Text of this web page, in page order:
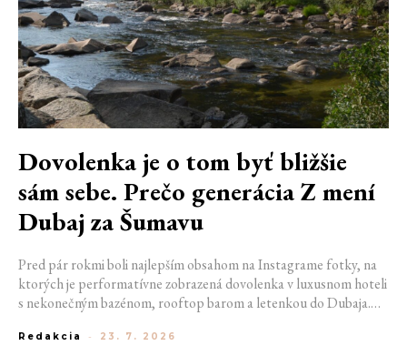
Dovolenka je o tom byť bližšie
sám sebe. Prečo generácia Z mení
Dubaj za Šumavu
Pred pár rokmi boli najlepším obsahom na Instagrame fotky, na
ktorých je performatívne zobrazená dovolenka v luxusnom hoteli
s nekonečným bazénom, rooftop barom a letenkou do Dubaja.
Jizerských horách. Ranné kúpanie v lome. Výlet vlakom na
Redakcia - 23. 7. 2026